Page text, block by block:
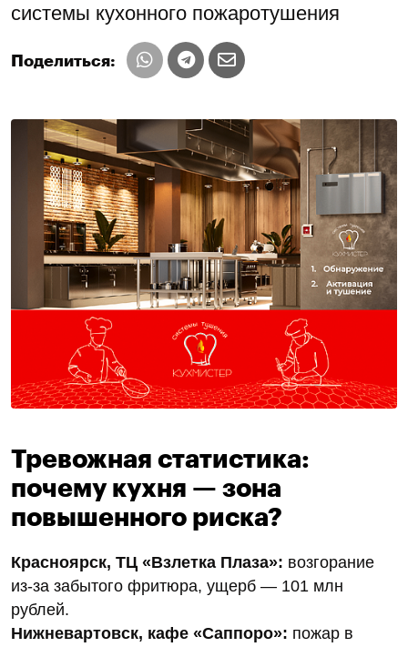
системы кухонного пожаротушения
Поделиться:
Тревожная статистика:
почему кухня — зона
повышенного риска?
Красноярск, ТЦ «Взлетка Плаза»: возгорание
из-за забытого фритюра, ущерб — 101 млн
рублей.
Нижневартовск, кафе «Саппоро»: пожар в